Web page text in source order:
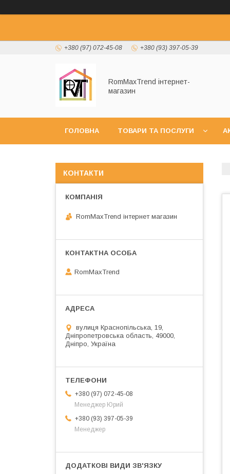
+380 (97) 072-45-08 +380 (93) 397-05-39
RomMaxTrend інтернет-
магазин
ГОЛОВНА ТОВАРИ ТА ПОСЛУГИ
КОНТАКТИ
RomMaxTrend інтернет магазин
RomMaxTrend
вулиця Краснопільська, 19,
Дніпропетровська область, 49000,
Дніпро, Україна
+380 (97) 072-45-08
Менеджер Юрий
+380 (93) 397-05-39
Менеджер